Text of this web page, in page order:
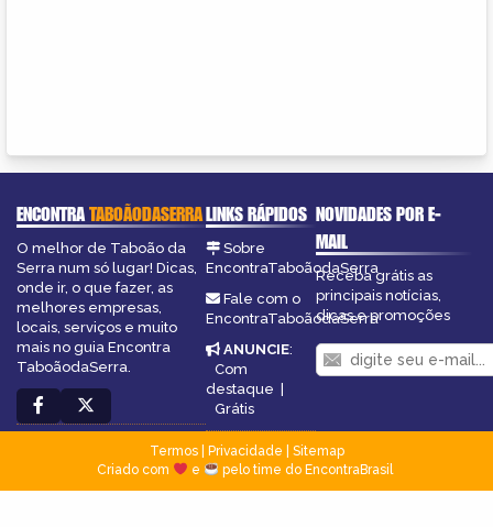
ENCONTRATABOÃODASERRA
O melhor de Taboão da
Serra num só lugar! Dicas,
onde ir, o que fazer, as
melhores empresas,
locais, serviços e muito
mais no guia Encontra
TaboãodaSerra.
LINKS RÁPIDOS
Sobre
EncontraTaboãodaSerra
Fale com o
EncontraTaboãodaSerra
ANUNCIE:
Com
destaque
Grátis
NOVIDADES POR E-
MAIL
Receba grátis as
principais notícias,
dicas e promoções
Termos| Privacidade
Sitemap
Criado com
e pelo time do EncontraBrasil